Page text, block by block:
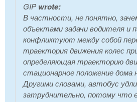
GIPwrote:
В частности, не понятно,
объектами задачи водителя и
конфликтуют между собой
траектория движения колес
определяющая траекторию
стационарное положение дома
Другими словами, автобус
затруднительно, потому что